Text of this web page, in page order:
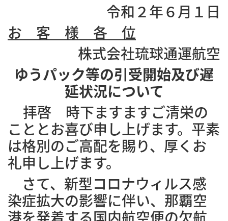
令和２年６月１日
お 客 様 各 位
株式会社琉球通運航空
ゆうパック等の引受開始及び遅
延状況について
拝啓 時下ますますご清栄の
こととお喜び申し上げます。平素
は格別のご高配を賜り、厚くお
礼申し上げます。
さて、新型コロナウィルス感
染症拡大の影響に伴い、那覇空
港を発着する国内航空便の欠航